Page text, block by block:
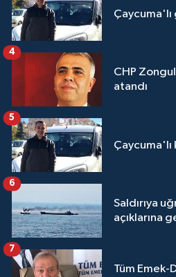
Çaycuma'lı
CHP
atandı
4
Çaycuma'lı
5
Saldırıya
açıklarına
6
Tüm Emek-
7